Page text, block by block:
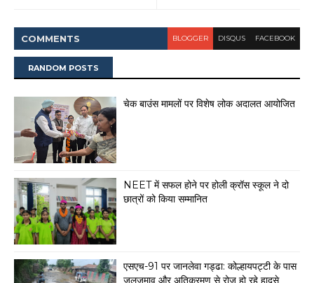
COMMENTS BLOGGER DISQUS FACEBOOK
RANDOM POSTS
चेक बाउंस मामलों पर विशेष लोक अदालत आयोजित
NEET में सफल होने पर होली क्रॉस स्कूल ने दो
छात्रों को किया सम्मानित
एसएच-91 पर जानलेवा गड्ढा: कोल्हायपट्टी के पास
जलजमाव और अतिक्रमण से रोज हो रहे हादसे